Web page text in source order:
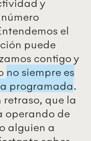
el
puede
contigo y
no siempre es
programada.
retraso, que la
operando de
alguien a